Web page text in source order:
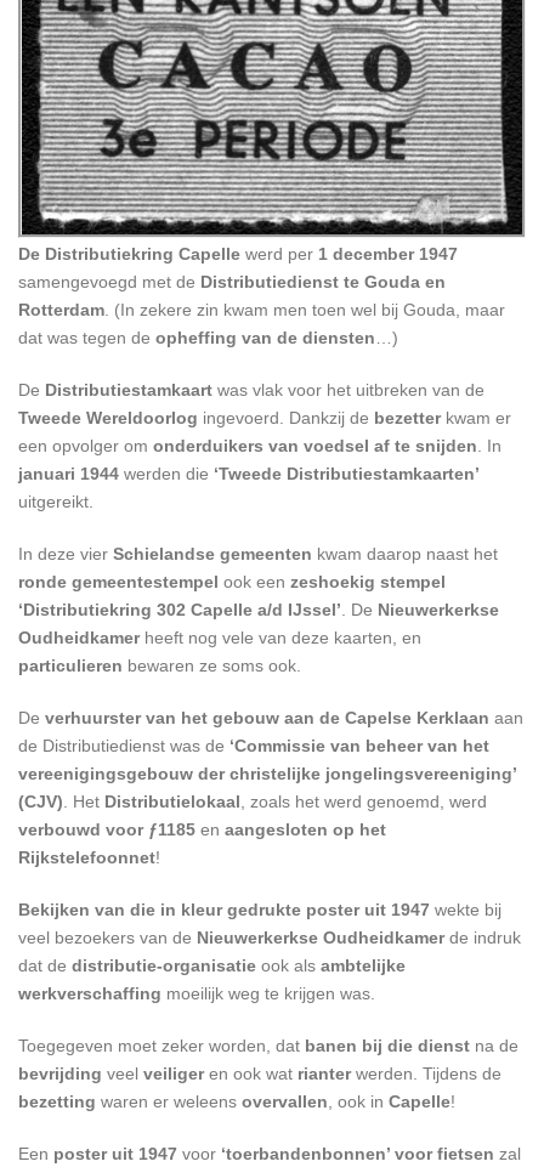
De Distributiekring Capelle werd per 1 december 1947
samengevoegd met de Distributiedienst te Gouda en
Rotterdam . (In zekere zin kwam men toen wel bij Gouda, maar
dat was tegen de opheffing van de diensten …)
De Distributiestamkaart was vlak voor het uitbreken van de
Tweede Wereldoorlog ingevoerd. Dankzij de bezetterkwam er
een opvolger om onderduikers van voedsel af te snijden . In
januari 1944 werden die ‘Tweede Distributiestamkaarten’
uitgereikt.
In deze vier Schielandse gemeenten kwam daarop naast het
ronde gemeentestempel ook een zeshoekig stempel
‘Distributiekring 302 Capelle a/d IJssel’ . De Nieuwerkerkse
Oudheidkamerheeft nog vele van deze kaarten, en
particulieren bewaren ze soms ook.
De verhuurster van het gebouw aan de Capelse Kerklaan aan
de Distributiedienst was de ‘Commissie van beheer van het
vereenigingsgebouw der christelijke jongelingsvereeniging’
(CJV) . Het Distributielokaal , zoals het werd genoemd, werd
verbouwd voor ƒ1185 en aangesloten op het
Rijkstelefoonnet!
Bekijken van die in kleur gedrukte poster uit 1947 wekte bij
veel bezoekers van de Nieuwerkerkse Oudheidkamerde indruk
dat de distributie-organisatie ook als ambtelijke
werkverschaffing moeilijk weg te krijgen was.
Toegegeven moet zeker worden, dat banen bij die dienst na de
bevrijding veel veiligeren ook wat rianterwerden. Tijdens de
bezetting waren er weleens overvallen , ook in Capelle!
Een poster uit 1947 voor ‘toerbandenbonnen’ voor fietsen zal